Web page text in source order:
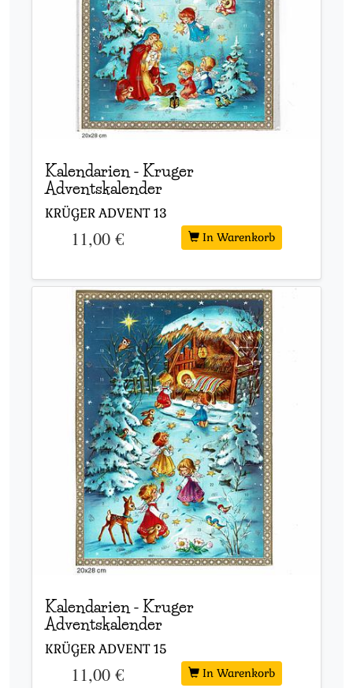
Kalendarien - Kruger
Adventskalender
KRÜGER ADVENT13
11,00 € In Warenkorb
Kalendarien - Kruger
Adventskalender
KRÜGER ADVENT15
11,00 € In Warenkorb